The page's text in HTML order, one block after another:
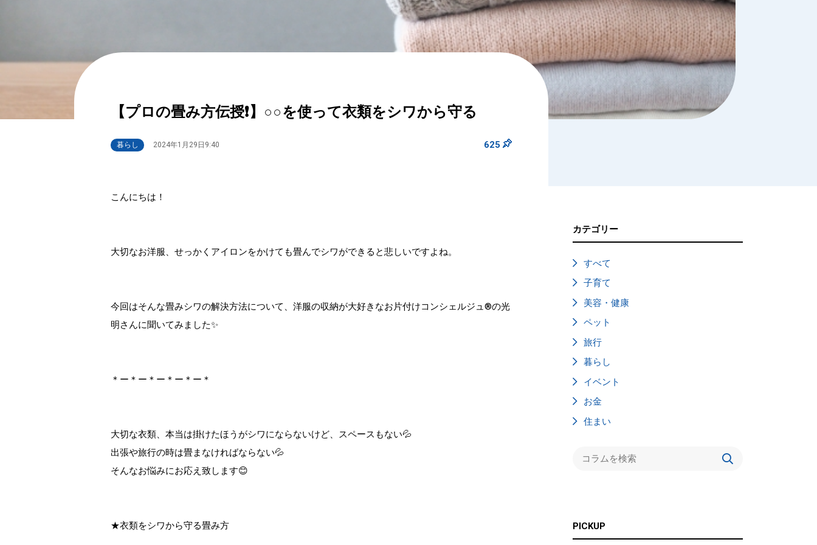
【プロの畳み方伝授❗】○○を使って衣類をシワから守る
暮らし 2024年1月29日9:40 625
こんにちは！
大切なお洋服、せっかくアイロンをかけても畳んでシワができると悲しいですよね。
今回はそんな畳みシワの解決方法について、洋服の収納が大好きなお片付けコンシェルジュ®︎の光
明さんに聞いてみました✨
＊ー＊ー＊ー＊ー＊ー＊
大切な衣類、本当は掛けたほうがシワにならないけど、スペースもない💦
出張や旅行の時は畳まなければならない💦
そんなお悩みにお応え致します😊
★衣類をシワから守る畳み方
カテゴリー
すべて
子育て
美容・健康
ペット
旅行
暮らし
イベント
お金
住まい
PICKUP